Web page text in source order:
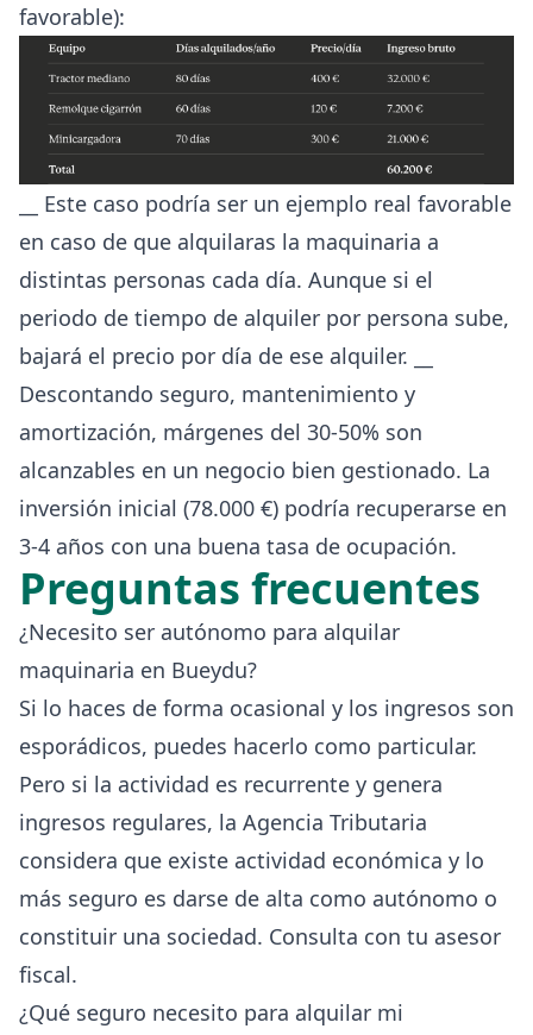
favorable):
__ Este caso podría ser un ejemplo real favorable
en caso de que alquilaras la maquinaria a
distintas personas cada día. Aunque si el
periodo de tiempo de alquiler por persona sube,
bajará el precio por día de ese alquiler. __
Descontando seguro, mantenimiento y
amortización, márgenes del 30-50% son
alcanzables en un negocio bien gestionado. La
inversión inicial (78.000 €) podría recuperarse en
3-4 años con una buena tasa de ocupación.
Preguntas frecuentes
¿Necesito ser autónomo para alquilar
maquinaria en Bueydu?
Si lo haces de forma ocasional y los ingresos son
esporádicos, puedes hacerlo como particular.
Pero si la actividad es recurrente y genera
ingresos regulares, la Agencia Tributaria
considera que existe actividad económica y lo
más seguro es darse de alta como autónomo o
constituir una sociedad. Consulta con tu asesor
fiscal.
¿Qué seguro necesito para alquilar mi